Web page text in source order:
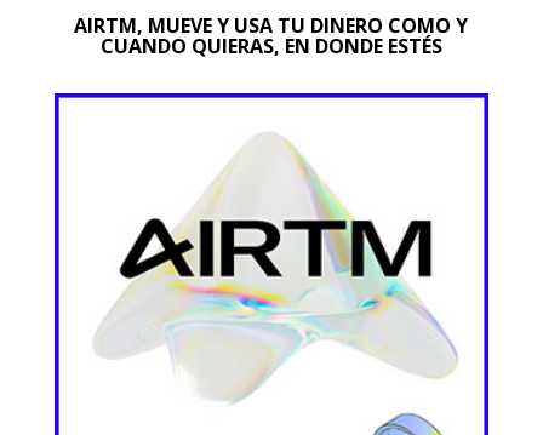
AIRTM, MUEVE Y USA TU DINERO COMO Y
CUANDO QUIERAS, EN DONDE ESTÉS